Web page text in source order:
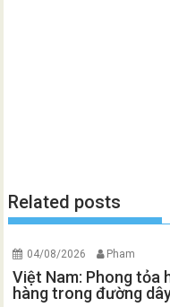
Related posts
04/08/2026 Pham
Việt Nam: Phong tỏa
hàng trong đường